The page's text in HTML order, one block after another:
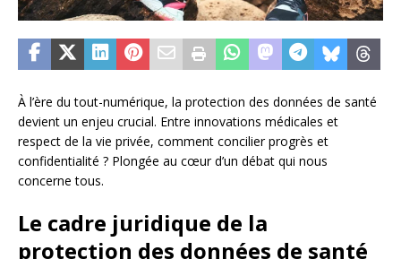
À l’ère du tout-numérique, la protection des données de santé
devient un enjeu crucial. Entre innovations médicales et
respect de la vie privée, comment concilier progrès et
confidentialité ? Plongée au cœur d’un débat qui nous
concerne tous.
Le cadre juridique de la
protection des données de santé